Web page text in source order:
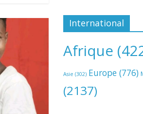
International
Afrique
Asie (302) Europe (776)
(2137)